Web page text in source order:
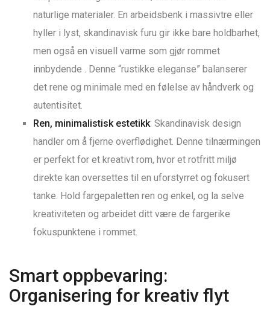
naturlige materialer. En arbeidsbenk i massivtre eller
hyller i lyst, skandinavisk furu gir ikke bare holdbarhet,
men også en visuell varme som gjør rommet
innbydende . Denne “rustikke eleganse” balanserer
det rene og minimale med en følelse av håndverk og
autentisitet.
Ren, minimalistisk estetikk: Skandinavisk design
handler om å fjerne overflødighet. Denne tilnærmingen
er perfekt for et kreativt rom, hvor et rotfritt miljø
direkte kan oversettes til en uforstyrret og fokusert
tanke. Hold fargepaletten ren og enkel, og la selve
kreativiteten og arbeidet ditt være de fargerike
fokuspunktene i rommet.
Smart oppbevaring:
Organisering for kreativ flyt